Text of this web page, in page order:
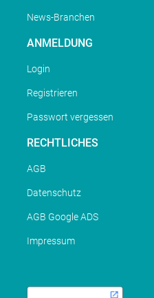
News-Branchen
ANMELDUNG
Login
Registrieren
Passwort vergessen
RECHTLICHES
AGB
Datenschutz
AGB Google ADS
Impressum